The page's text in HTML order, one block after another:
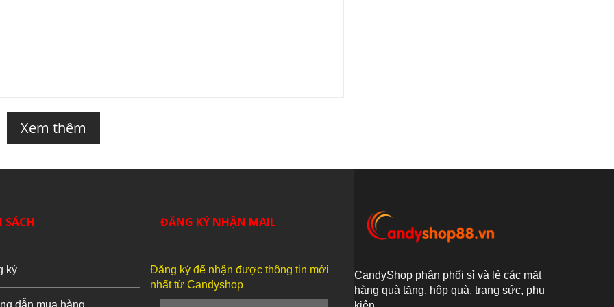
Xem thêm
SÁCH
ký
dẫn mua hàng
ĐĂNG KÝ NHẬN MAIL
Đăng ký để nhận được thông tin mới
nhất từ Candyshop
CandyShop phân phối sỉ và lẻ các mặt
hàng quà tặng, hộp quà, trang sức, phụ